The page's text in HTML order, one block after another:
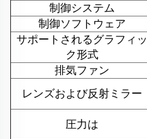
制御システム
制御ソフトウェア
サポートされるグラフィッ
ク形式
排気ファン
レンズおよび反射ミラー
圧力は